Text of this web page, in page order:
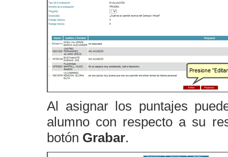
Al asignar los puntajes
alumno con respecto a su
botón Grabar.